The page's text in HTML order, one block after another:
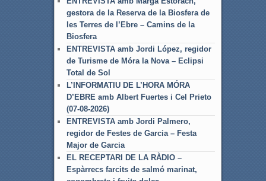
gestora de la Reserva de la Biosfera de
les Terres de l’Ebre – Camins de la
Biosfera
ENTREVISTA amb Jordi López, regidor
de Turisme de Móra la Nova – Eclipsi
Total de Sol
L’INFORMATIU DE L’HORA MÓRA
D’EBRE amb Albert Fuertes i Cel Prieto
(07-08-2026)
ENTREVISTA amb Jordi Palmero,
regidor de Festes de Garcia – Festa
Major de Garcia
EL RECEPTARI DE LA RÀDIO –
Espàrrecs farcits de salmó marinat,